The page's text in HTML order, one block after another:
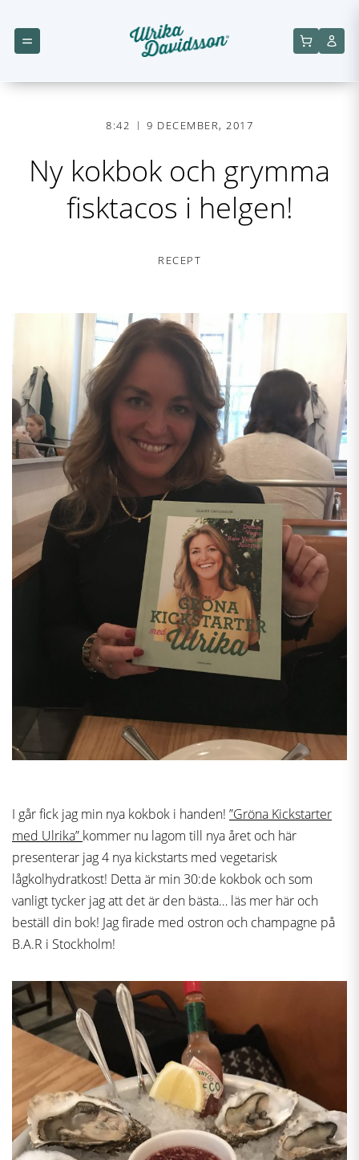
8:42 9 DECEMBER, 2017
Ny kokbok och grymma
fisktacos i helgen!
RECEPT
I går fick jag min nya kokbok i handen! ”Gröna Kickstarter
med Ulrika” kommer nu lagom till nya året och här
presenterar jag 4 nya kickstarts med vegetarisk
lågkolhydratkost! Detta är min 30:de kokbok och som
vanligt tycker jag att det är den bästa… läs mer här och
beställ din bok! Jag firade med ostron och champagne på
B.A.R i Stockholm!